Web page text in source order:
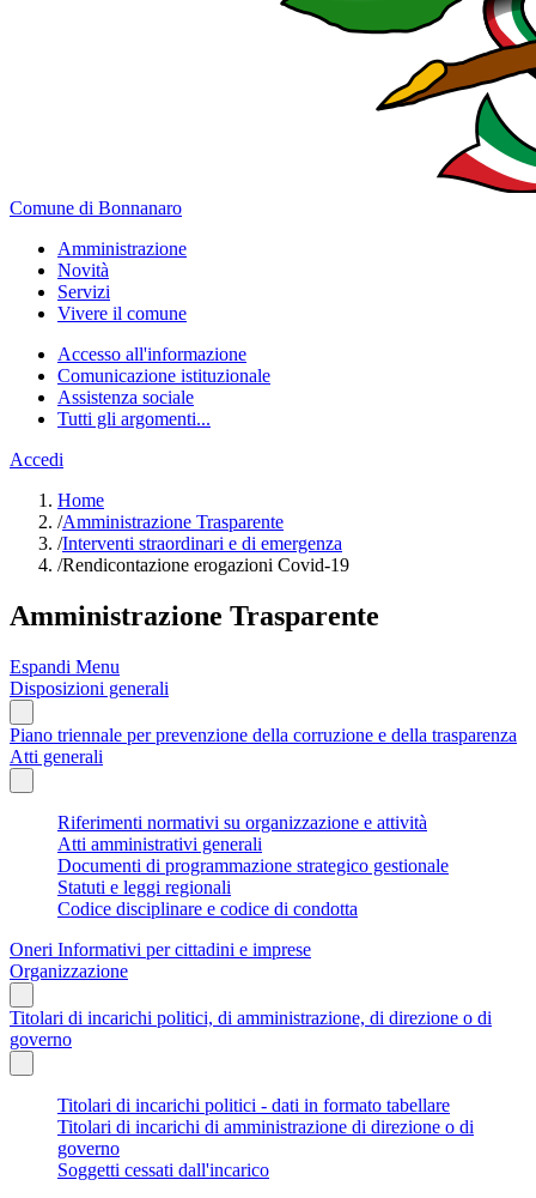
Comune di Bonnanaro
Amministrazione
Novità
Servizi
Vivere il comune
Accesso all'informazione
Comunicazione istituzionale
Assistenza sociale
Tutti gli argomenti...
Accedi
Home
/Amministrazione Trasparente
/Interventi straordinari e di emergenza
/Rendicontazione erogazioni Covid-19
Amministrazione Trasparente
Espandi Menu
Disposizioni generali
Piano triennale per prevenzione della corruzione e della trasparenza
Atti generali
Riferimenti normativi su organizzazione e attività
Atti amministrativi generali
Documenti di programmazione strategico gestionale
Statuti e leggi regionali
Codice disciplinare e codice di condotta
Oneri Informativi per cittadini e imprese
Organizzazione
Titolari di incarichi politici, di amministrazione, di direzione o di
governo
Titolari di incarichi politici - dati in formato tabellare
Titolari di incarichi di amministrazione di direzione o di
governo
Soggetti cessati dall'incarico